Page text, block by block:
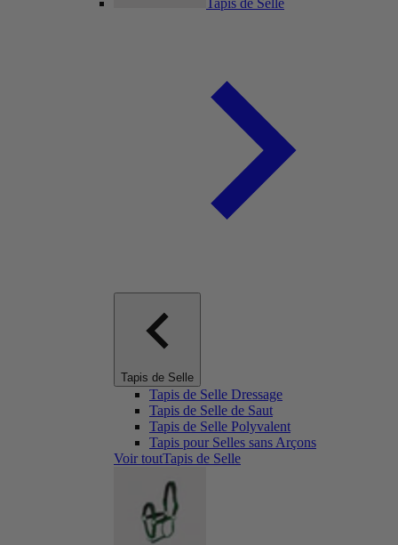
Tapis de Selle
Tapis de Selle Dressage
Tapis de Selle de Saut
Tapis de Selle Polyvalent
Tapis pour Selles sans Arçons
Voir toutTapis de Selle